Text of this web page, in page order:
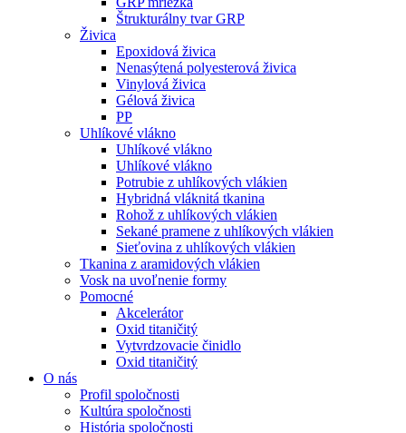
Štrukturálny tvar GRP
Živica
Epoxidová živica
Nenasýtená polyesterová živica
Vinylová živica
Gélová živica
PP
Uhlíkové vlákno
Uhlíkové vlákno
Uhlíkové vlákno
Potrubie z uhlíkových vlákien
Hybridná vláknitá tkanina
Rohož z uhlíkových vlákien
Sekané pramene z uhlíkových vlákien
Sieťovina z uhlíkových vlákien
Tkanina z aramidových vlákien
Vosk na uvoľnenie formy
Pomocné
Akcelerátor
Oxid titaničitý
Vytvrdzovacie činidlo
Oxid titaničitý
O nás
Profil spoločnosti
Kultúra spoločnosti
História spoločnosti